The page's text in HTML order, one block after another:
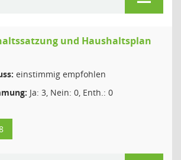
und Haushaltsplan
einstimmig empfohlen
Ja: 3, Nein: 0, Enth.: 0